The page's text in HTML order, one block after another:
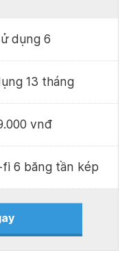
dụng 6
13 tháng
vnđ
6 băng tần kép